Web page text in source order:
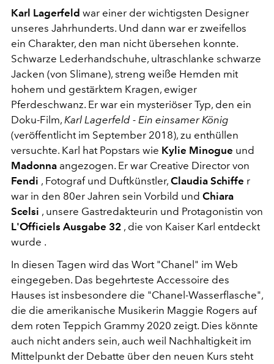
Karl Lagerfeld war einer der wichtigsten Designer
unseres Jahrhunderts. Und dann war er zweifellos
ein Charakter, den man nicht übersehen konnte.
Schwarze Lederhandschuhe, ultraschlanke schwarze
Jacken (von Slimane), streng weiße Hemden mit
hohem und gestärktem Kragen, ewiger
Pferdeschwanz. Er war ein mysteriöser Typ, den ein
Doku-Film, Karl Lagerfeld - Ein einsamer König
(veröffentlicht im September 2018), zu enthüllen
versuchte. Karl hat Popstars wie Kylie Minogue und
Madonna angezogen. Er war Creative Director von
Fendi , Fotograf und Duftkünstler, Claudia Schiffe r
war in den 80er Jahren sein Vorbild und Chiara
Scelsi , unsere Gastredakteurin und Protagonistin von
L'Officiels Ausgabe 32 , die von Kaiser Karl entdeckt
wurde .
In diesen Tagen wird das Wort "Chanel" im Web
eingegeben. Das begehrteste Accessoire des
Hauses ist insbesondere die "Chanel-Wasserflasche",
die die amerikanische Musikerin Maggie Rogers auf
dem roten Teppich Grammy 2020 zeigt. Dies könnte
auch nicht anders sein, auch weil Nachhaltigkeit im
Mittelpunkt der Debatte über den neuen Kurs steht